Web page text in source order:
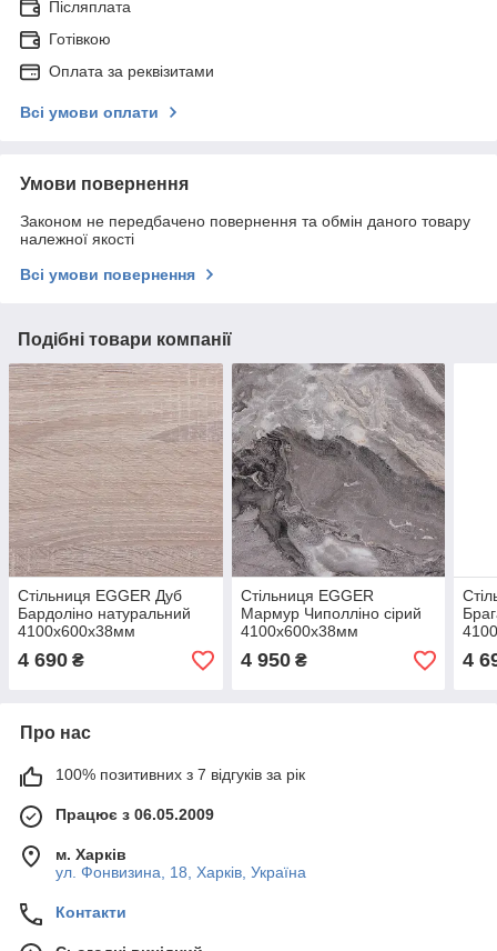
Післяплата
Готівкою
Оплата за реквізитами
Всі умови оплати
Умови повернення
Законом не передбачено повернення та обмін даного товару
належної якості
Всі умови повернення
Подібні товари компанії
Стільниця EGGER Дуб
Бардоліно натуральний
4100х600х38мм
4 690 ₴
Стільниця EGGER
Мармур Чиполліно сірий
4100х600х38мм
4 950₴ 4
Про нас
100% позитивних з 7 відгуків за рік
Працює з 06.05.2009
м. Харків
ул. Фонвизина, 18, Харків, Україна
Контакти